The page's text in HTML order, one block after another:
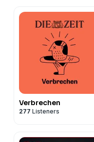
Verbrechen
277 Listeners